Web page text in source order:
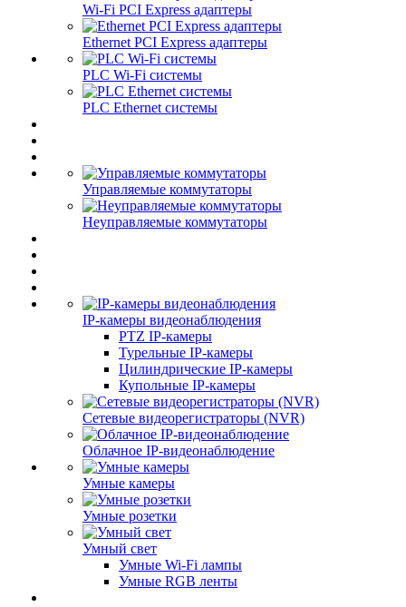
Wi-Fi PCI Express адаптеры
Ethernet PCI Express адаптеры
PLC Wi-Fi системы
PLC Ethernet системы
Управляемые коммутаторы
Неуправляемые коммутаторы
IP-камеры видеонаблюдения
PTZ IP-камеры
Турельные IP-камеры
Цилиндрические IP-камеры
Купольные IP-камеры
Сетевые видеорегистраторы (NVR)
Облачное IP-видеонаблюдение
Умные камеры
Умные розетки
Умный свет
Умные Wi-Fi лампы
Умные RGB ленты